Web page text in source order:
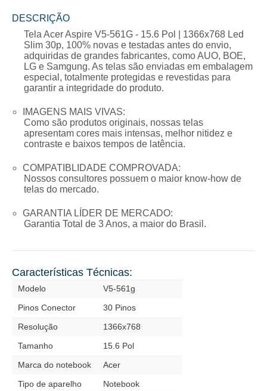
DESCRIÇÃO
Tela Acer Aspire V5-561G - 15.6 Pol | 1366x768 Led
Slim 30p, 100% novas e testadas antes do envio,
adquiridas de grandes fabricantes, como AUO, BOE,
LG e Samgung. As telas são enviadas em embalagem
especial, totalmente protegidas e revestidas para
garantir a integridade do produto.
IMAGENS MAIS VIVAS:
Como são produtos originais, nossas telas
apresentam cores mais intensas, melhor nitidez e
contraste e baixos tempos de latência.
COMPATIBLIDADE COMPROVADA:
Nossos consultores possuem o maior know-how de
telas do mercado.
GARANTIA LÍDER DE MERCADO:
Garantia Total de 3 Anos, a maior do Brasil.
Características Técnicas:
Modelo
V5-561g
Pinos Conector
30 Pinos
Resolução
1366x768
Tamanho
15.6 Pol
Marca do notebook
Acer
Tipo de aparelho
Notebook